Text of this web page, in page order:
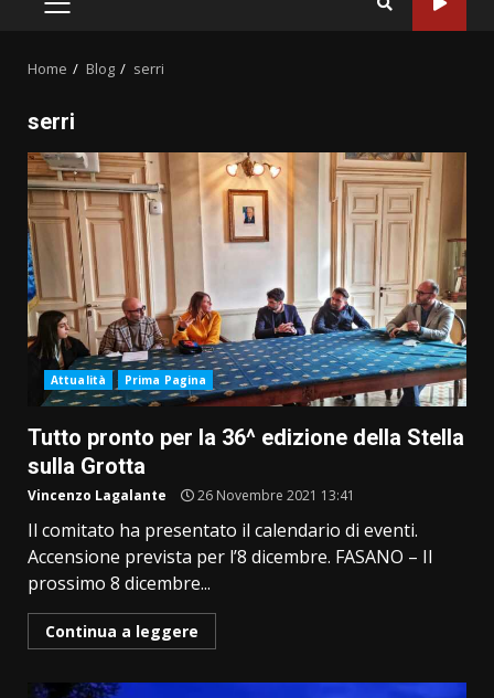
PRIMARY
Home Blog serri
serri
Attualità Prima Pagina
Tutto pronto per la 36^ edizione della Stella
sulla Grotta
Vincenzo Lagalante 26 Novembre 2021 13:41
Il comitato ha presentato il calendario di eventi.
Accensione prevista per l’8 dicembre. FASANO – Il
prossimo 8 dicembre...
Continua a leggere